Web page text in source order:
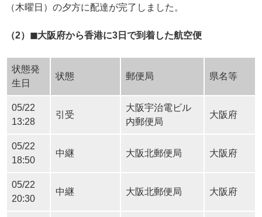
（木曜日）の夕方に配達が完了しました。
（2）◼︎大阪府から香港に3日で到着した航空便
状態発
生日
状態 郵便局 県名等
05/22
13:28
引受
大阪宇治電ビル
内郵便局
大阪府
05/22
18:50
中継 大阪北郵便局 大阪府
05/22
20:30
中継 大阪北郵便局 大阪府